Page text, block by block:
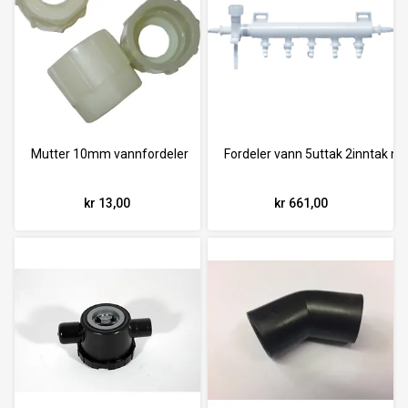
Mutter 10mm vannfordeler
kr 13,00
Fordeler vann 5uttak 2inntak
kr 661,00